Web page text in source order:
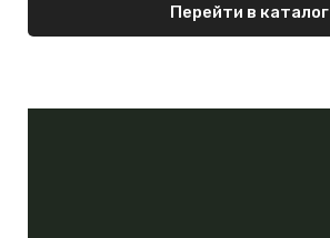
Перейти в каталог